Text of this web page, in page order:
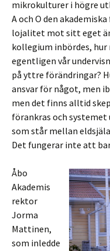
mikrokulturer i högre
A och O den
lojalitet mot sitt eget
kollegium inbördes, hur
egentligen vår
på yttre förändringar?
ansvar för något, men
men det finns alltid
förankras och systemet
som står mellan
Det fungerar inte att
Åbo
Akademis
rektor
Jorma
Mattinen,
som inledde